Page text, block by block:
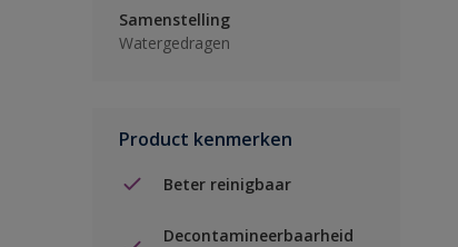
Samenstelling
Watergedragen
Product kenmerken
Beter reinigbaar
Decontamineerbaarheid